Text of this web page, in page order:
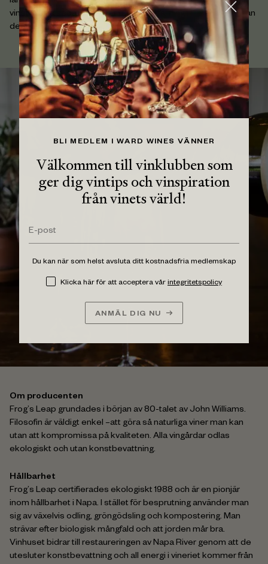
BLI MEDLEM I WARD WINES VÄNNER
Välkommen till vinklubben som
ger dig vintips och vinspiration
från vinets värld!
Du kan när som helst avsluta ditt kostnadsfria medlemskap
Klicka här för att acceptera vår integritetspolicy
ANMÄL DIG NU
vinet lagras sedan ofiltrerat på sin jästfällning i 11 månader innan
det buteljeras.
Om producenten
Frog’s Leap grundades i början av 80-talet av John Williams.
Filosofin är väldigt enkel –att göra så naturliga viner man kan
utan att kompromissa på kvaliteten. Alla vingårdar odlas
ekologiskt och utan konstbevattning.
Hållbarhet
Frog’s Leap certifierades ekologiskt 1988 och är en pionjär
inom hållbarhet i Napa. I stället för besprutning använder man
sig av växelvis odling, gröngödsling och kompostering. Man
strävar efter biologisk mångfald och att jorden mår bra.
Vinhuset bidrar till restaureringen av Napa River genom att de
utesluter konstbevattning och all energi i vineriet kommer från